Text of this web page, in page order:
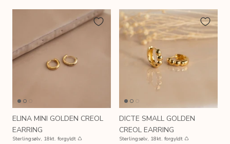
ELINA MINI GOLDEN CREOL
EARRING
Sterlingsølv, 18kt. forgyldt ♺
DICTE SMALL GOLDEN
CREOL EARRING
Sterlingsølv, 18kt. forgyldt ♺